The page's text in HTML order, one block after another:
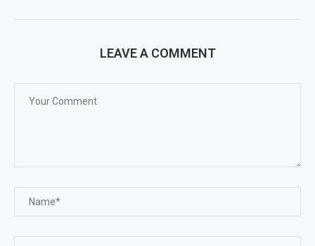
LEAVE A COMMENT